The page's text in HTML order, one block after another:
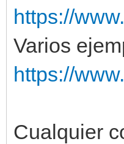
https://
Varios
https://
Cualquier